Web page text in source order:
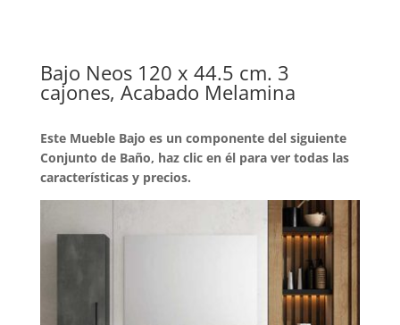
Bajo Neos 120 x 44.5 cm. 3
cajones, Acabado Melamina
Este Mueble Bajo es un componente del siguiente
Conjunto de Baño, haz clic en él para ver todas las
características y precios.